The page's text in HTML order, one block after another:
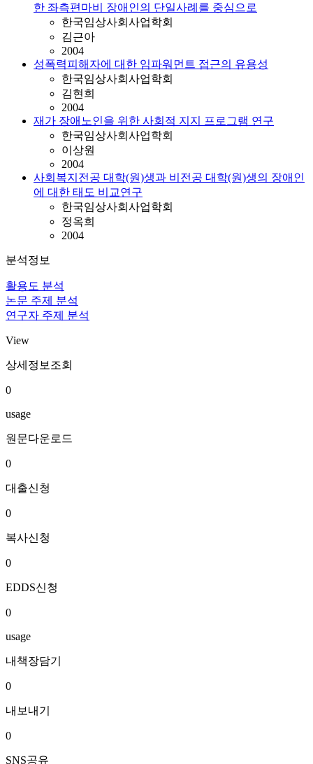
한 좌측편마비 장애인의 단일사례를 중심으로
한국임상사회사업학회
김근아
2004
성폭력피해자에 대한 임파워먼트 접근의 유용성
한국임상사회사업학회
김현희
2004
재가 장애노인을 위한 사회적 지지 프로그램 연구
한국임상사회사업학회
이상원
2004
사회복지전공 대학(원)생과 비전공 대학(원)생의 장애인
에 대한 태도 비교연구
한국임상사회사업학회
정옥희
2004
분석정보
활용도 분석
논문 주제 분석
연구자 주제 분석
View
상세정보조회
0
usage
원문다운로드
0
대출신청
0
복사신청
0
EDDS신청
0
usage
내책장담기
0
내보내기
0
SNS공유